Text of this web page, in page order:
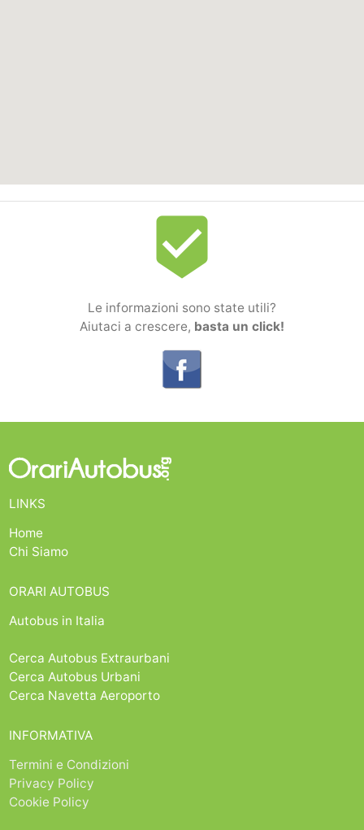
beenhere
Le informazioni sono state utili?
Aiutaci a crescere, basta un click!
LINKS
Home
Chi Siamo
ORARI AUTOBUS
Autobus in Italia
Cerca Autobus Extraurbani
Cerca Autobus Urbani
Cerca Navetta Aeroporto
INFORMATIVA
Termini e Condizioni
Privacy Policy
Cookie Policy